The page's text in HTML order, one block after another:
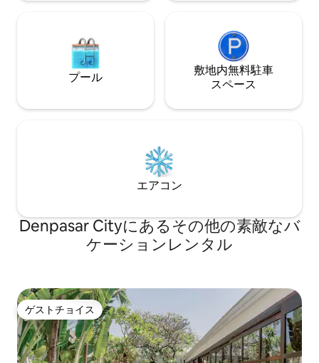
プール
敷地内無料駐⁠車
ス⁠ペ⁠ー⁠ス
エアコン
Denpasar Cityにあるその他の素敵なバ
ケーションレンタル
ゲストチョイス
ゲストチョイス